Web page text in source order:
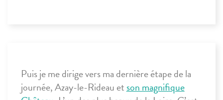
Puis je me dirige vers ma dernière étape de la
journée,Azay-le-Rideau et son magnifique